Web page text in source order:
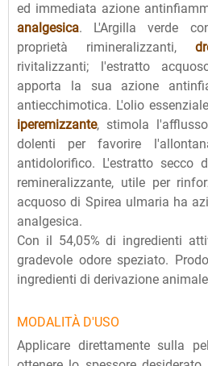
ed immediata azione
analgesica. L'Argilla verde
proprietà rimineralizzanti,
rivitalizzanti; l'estratto
apporta la sua azione
antiecchimotica. L'olio
iperemizzante, stimola
dolenti per favorire
antidolorifico. L'estratto secco
remineralizzante, utile per
acquoso di Spirea ulmaria ha
analgesica.
Con il 54,05% di ingredienti
gradevole odore speziato.
ingredienti di derivazione
MODALITÀ D'USO
Applicare direttamente sulla